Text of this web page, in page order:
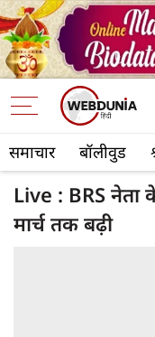
समाचार बॉलीवुड
Live : BRS नेता
मार्च तक बढ़ी